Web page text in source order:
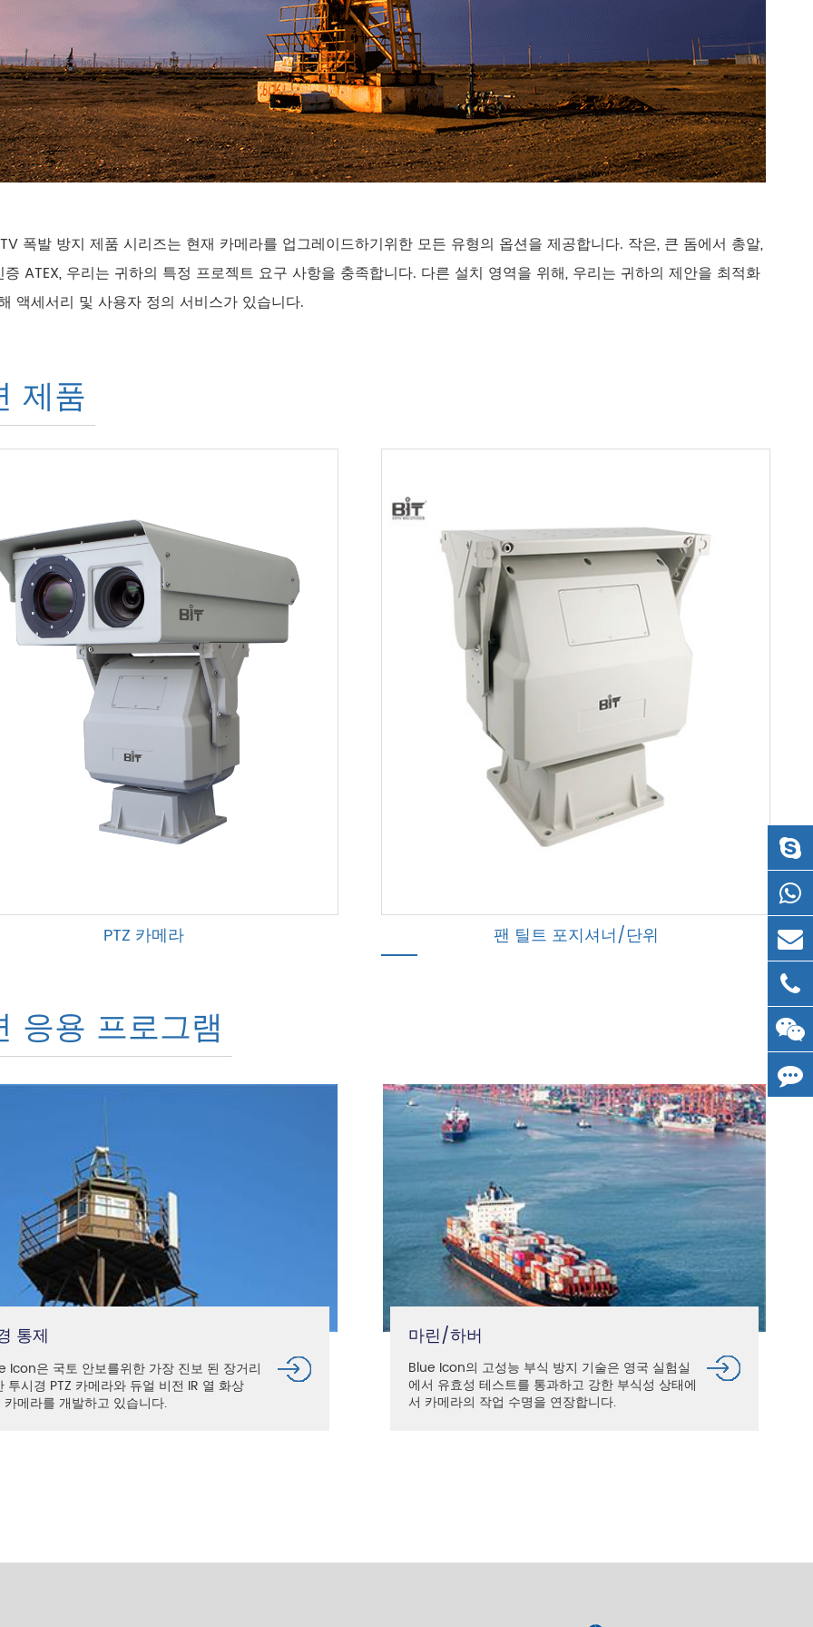
폭발 방지 제품 시리즈는 현재 카메라를 업그레이드하기위한 모든 유형의 옵션을 제공합니다. 작은, 큰 돔에서 총알,
증 ATEX, 우리는 귀하의 특정 프로젝트 요구 사항을 충족합니다. 다른 설치 영역을 위해, 우리는 귀하의 제안을 최적화
액세서리 및 사용자 정의 서비스가 있습니다.
제품
PTZ 카메라 팬 틸트 포지셔너/단위
응용 프로그램
통제
Icon은 국토 안보를위한 가장 진보 된 장거리
투시경 PTZ 카메라와 듀얼 비전 IR 열 화상
카메라를 개발하고 있습니다.
마린/하버
Blue Icon의 고성능 부식 방지 기술은 영국 실험실
에서 유효성 테스트를 통과하고 강한 부식성 상태에
서 카메라의 작업 수명을 연장합니다.